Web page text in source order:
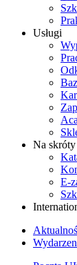
Usługi
Na skróty
E-